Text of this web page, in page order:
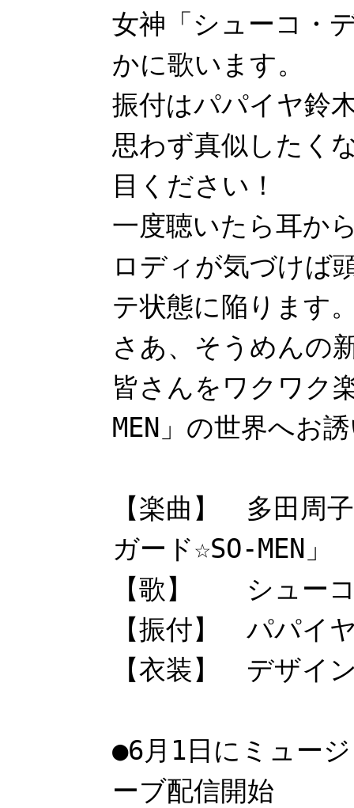
女神「シューコ・
かに歌います。
振付はパパイヤ鈴
思わず真似したく
目ください！
一度聴いたら耳か
ロディが気づけば
テ状態に陥ります
さあ、そうめんの
皆さんをワクワク
MEN」の世界へお
【楽曲】 多田周
ガード☆SO-MEN」
【歌】 シューコ
【振付】 パパイ
【衣装】 デザイ
●6月1日にミュー
ーブ配信開始